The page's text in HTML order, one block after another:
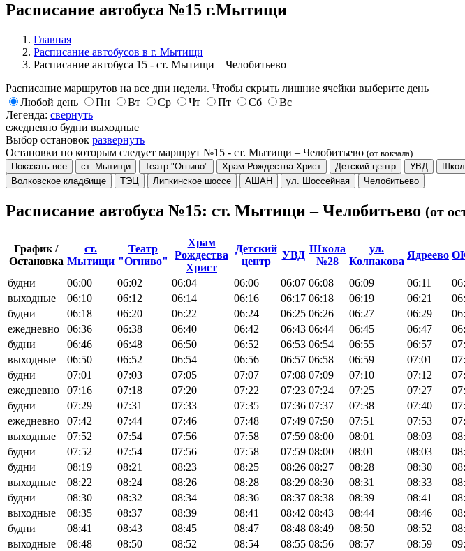
Расписание автобуса №15 г.Мытищи
Главная
Расписание автобусов в г. Мытищи
Расписание автобуса 15 - ст. Мытищи – Челобитьево
Расписание маршрутов на все дни недели. Чтобы скрыть лишние ячейки выберите день
Любой день
Пн Вт Ср Чт Пт Сб
Вс
Легенда: свернуть
ежедневно будни выходные
Выбор остановок развернуть
Остановки по которым следует маршрут №15 - ст. Мытищи – Челобитьево (от вокзала)
Показать все
ст. Мытищи Театр "Огниво" Храм Рождества Христ Детский центр УВД
Волковское кладбище
ТЭЦ Липкинское шоссе АШАН ул. Шоссейная Челобитьево
Расписание автобуса №15: ст. Мытищи – Челобитьево (от
График /
Остановка
ст.
Мытищи
Театр
"Огниво"
Храм
Рождества
Христ
Детский
центр
УВД
Школа
№28
ул.
Колпакова
Ядреево
будни 06:00 06:02 06:04 06:06 06:07 06:08 06:09 06:11
выходные
06:10 06:12 06:14 06:16 06:17 06:18 06:19 06:21
будни
06:18 06:20 06:22 06:24 06:25 06:26 06:27 06:29
ежедневно
06:36 06:38 06:40 06:42 06:43 06:44 06:45 06:47
будни
06:46 06:48 06:50 06:52 06:53 06:54 06:55 06:57
выходные
06:50 06:52 06:54 06:56 06:57 06:58 06:59 07:01
будни
07:01 07:03 07:05 07:07 07:08 07:09 07:10 07:12
ежедневно
07:16 07:18 07:20 07:22 07:23 07:24 07:25 07:27
будни
07:29 07:31 07:33 07:35 07:36 07:37 07:38 07:40
ежедневно
07:42 07:44 07:46 07:48 07:49 07:50 07:51 07:53
выходные
07:52 07:54 07:56 07:58 07:59 08:00 08:01 08:03
будни
07:52 07:54 07:56 07:58 07:59 08:00 08:01 08:03
будни
08:19 08:21 08:23 08:25 08:26 08:27 08:28 08:30
выходные
08:22 08:24 08:26 08:28 08:29 08:30 08:31 08:33
будни
08:30 08:32 08:34 08:36 08:37 08:38 08:39 08:41
выходные
08:35 08:37 08:39 08:41 08:42 08:43 08:44 08:46
будни
08:41 08:43 08:45 08:47 08:48 08:49 08:50 08:52
выходные
08:48 08:50 08:52 08:54 08:55 08:56 08:57 08:59